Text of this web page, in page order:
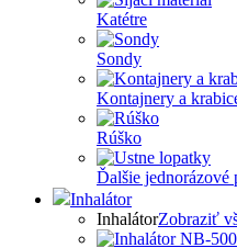
Katétre
Sondy
Kontajnery a
Rúško
Ďalšie jednorázové
Inhalátor
InhalátorZobraziť